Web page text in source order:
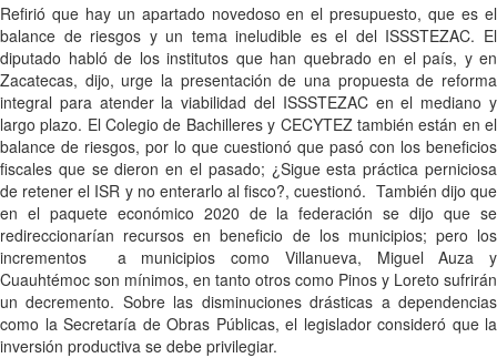
Refirió que hay un apartado novedoso en el presupuesto, que es el
balance de riesgos y un tema ineludible es el del ISSSTEZAC. El
diputado habló de los institutos que han quebrado en el país, y en
Zacatecas, dijo, urge la presentación de una propuesta de reforma
integral para atender la viabilidad del ISSSTEZAC en el mediano y
largo plazo. El Colegio de Bachilleres y CECYTEZ también están en el
balance de riesgos, por lo que cuestionó que pasó con los beneficios
fiscales que se dieron en el pasado; ¿Sigue esta práctica perniciosa
de retener el ISR y no enterarlo al fisco?, cuestionó. También dijo que
en el paquete económico 2020 de la federación se dijo que se
redireccionarían recursos en beneficio de los municipios; pero los
incrementos a municipios como Villanueva, Miguel Auza y
Cuauhtémoc son mínimos, en tanto otros como Pinos y Loreto sufrirán
un decremento. Sobre las disminuciones drásticas a dependencias
como la Secretaría de Obras Públicas, el legislador consideró que la
inversión productiva se debe privilegiar.